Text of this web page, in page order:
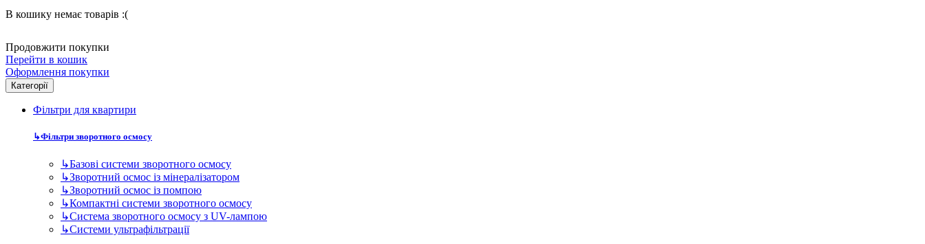
↳Базові системи зворотного осмосу
↳Зворотний осмос із помпою
↳Компактні системи зворотного осмосу
↳Система зворотного осмосу з UV-лампою
↳Фільтр попереднього очищення.
↳Дискові фільтри для води
↳Фільтри попереднього очищення води 10BB
↳Фільтри попереднього очищення води 10SL
↳Фільтри попереднього очищення води 20BB
↳Фільтри попереднього очищення води 20SL
Картриджі для фільтрів